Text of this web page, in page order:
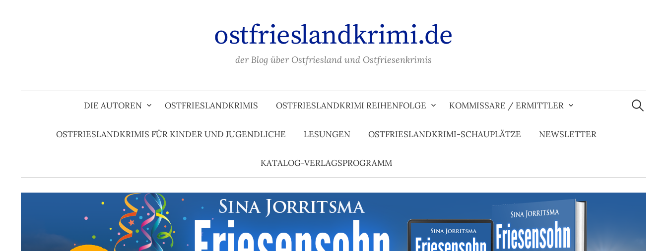
ostfrieslandkrimi.de
der Blog über Ostfriesland und Ostfriesenkrimis
DIE AUTOREN OSTFRIESLANDKRIMIS OSTFRIESLANDKRIMI REIHENFOLGE KOMMISSARE / ERMITTLER
OSTFRIESLANDKRIMIS FÜR KINDER UND JUGENDLICHE LESUNGEN OSTFRIESLANDKRIMI-SCHAUPLÄTZE NEWSLETTER
KATALOG-VERLAGSPROGRAMM
Suchen
nach: